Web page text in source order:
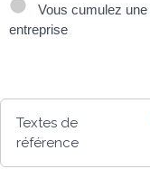
Vous cumulez
entreprise
Textes de
référence